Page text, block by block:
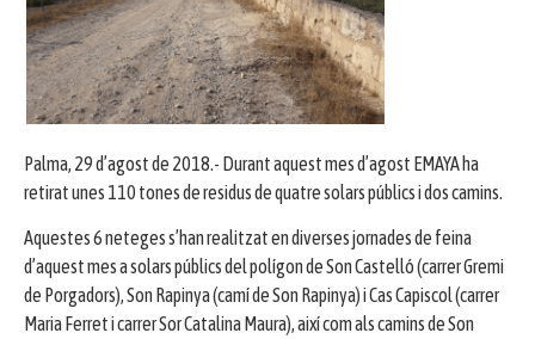
Palma, 29 d’agost de 2018.- Durant aquest mes d’agost EMAYA ha
retirat unes 110 tones de residus de quatre solars públics i dos camins.
Aquestes 6 neteges s’han realitzat en diverses jornades de feina
d’aquest mes a solars públics del polígon de Son Castelló (carrer Gremi
de Porgadors), Son Rapinya (camí de Son Rapinya) i Cas Capiscol (carrer
Maria Ferret i carrer Sor Catalina Maura), així com als camins de Son